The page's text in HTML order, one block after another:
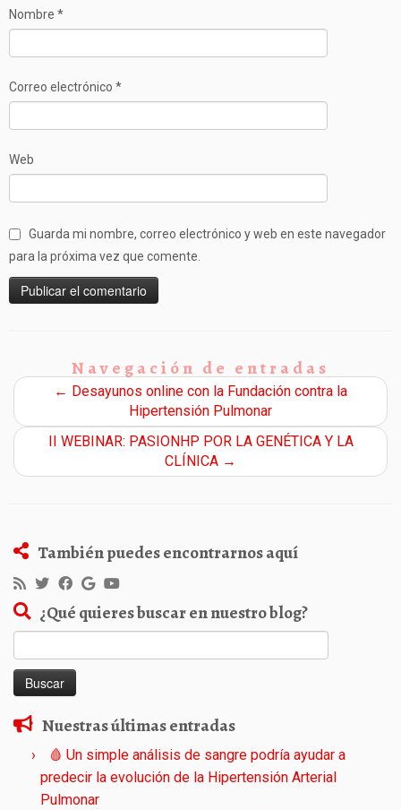
Nombre *
Correo electrónico *
Web
Guarda mi nombre, correo electrónico y web en este navegador
para la próxima vez que comente.
Navegación de entradas
← Desayunos online con la Fundación contra la
Hipertensión Pulmonar
II WEBINAR: PASIONHP POR LA GENÉTICA Y LA
CLÍNICA →
También puedes encontrarnos aquí
¿Qué quieres buscar en nuestro blog?
Nuestras últimas entradas
🩸 Un simple análisis de sangre podría ayudar a
predecir la evolución de la Hipertensión Arterial
Pulmonar